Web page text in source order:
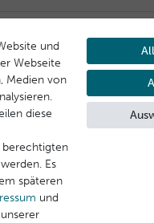
und
Webseite
Medien von
diese
berechtigten
Es
späteren
und